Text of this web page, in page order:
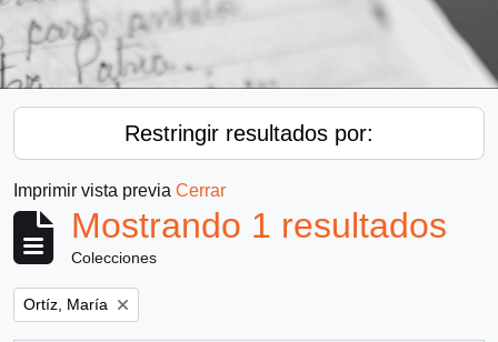
Restringir resultados por:
Imprimir vista previa Cerrar
Mostrando 1 resultados
Colecciones
Remove filter:
Ortíz, María